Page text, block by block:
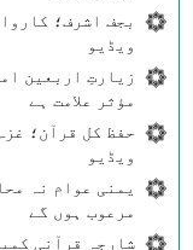
بجف اشرف؛
ویڈیو
زیارتِ اربعین
مؤثر علامت ہے
حفظ کل قرآن؛
ویڈیو
یمنی عوام نہ
مرعوب ہوں گے
شارجہ قرآنی